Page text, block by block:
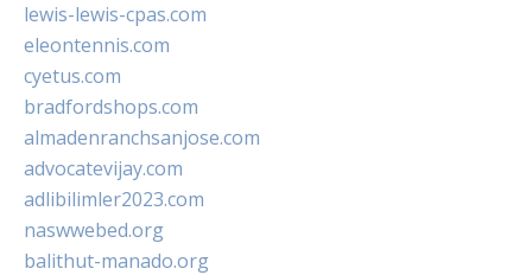
lewis-lewis-cpas.com
eleontennis.com
cyetus.com
bradfordshops.com
almadenranchsanjose.com
advocatevijay.com
adlibilimler2023.com
naswwebed.org
balithut-manado.org